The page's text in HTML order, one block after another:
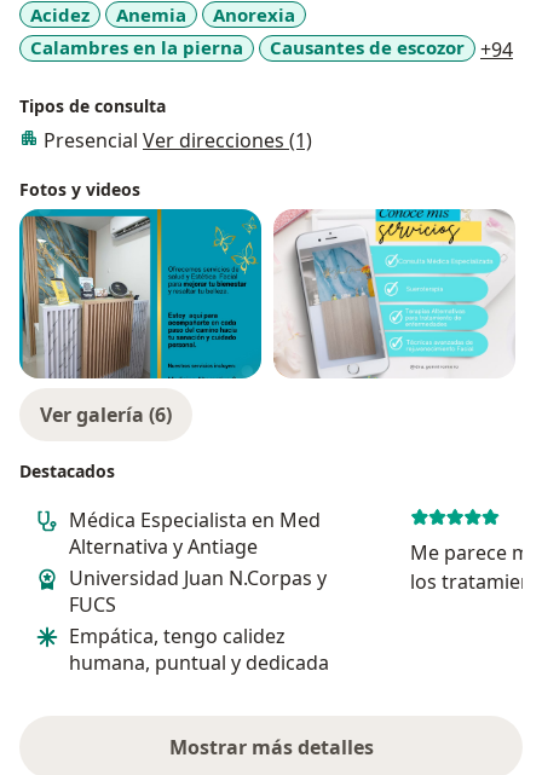
Acidez Anemia
Anorexia
Calambres en la pierna
Causantes de escozor +94
Tipos de consulta
Presencial Ver direcciones (1)
Fotos y videos
Ver galería (6)
Destacados
Médica Especialista en Med
Alternativa y Antiage
Universidad Juan N.Corpas y
FUCS
Empática, tengo calidez
humana, puntual y dedicada
Me parece
los
Mostrar más detalles
sobre la experiencia